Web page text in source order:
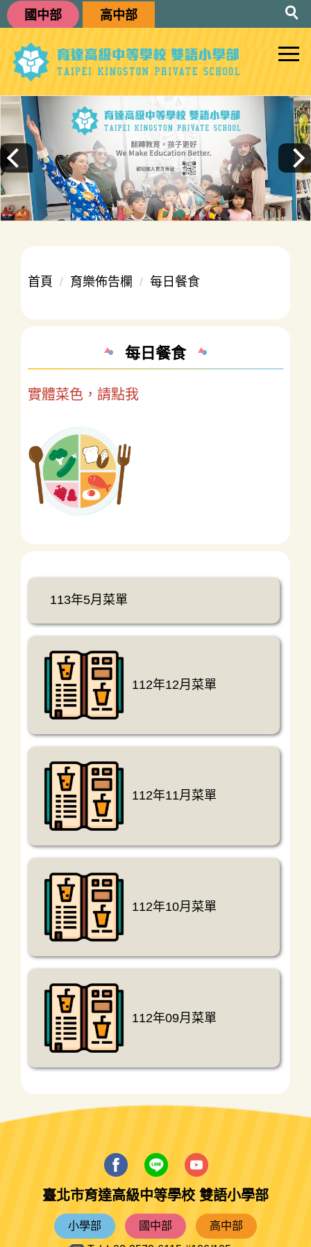
跳
到
主
要
內
容
國中部 高中部
首頁 育樂佈告欄 每日餐食
每日餐食
實體菜色，請點我
113年5月菜單
112年12月菜單
112年11月菜單
112年10月菜單
112年09月菜單
臺北市育達高級中等學校 雙語小學部
小學部 國中部
高中部